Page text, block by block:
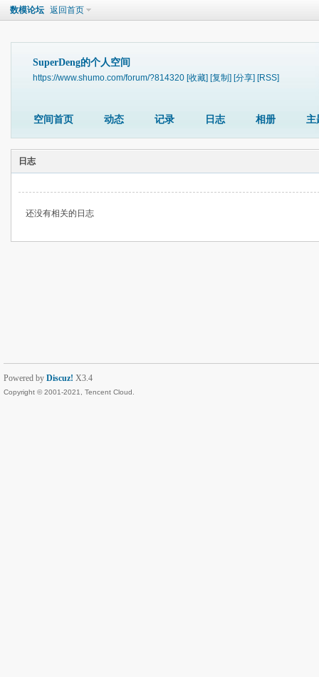
数模论坛 返回首页
SuperDeng的个人空间
https://www.shumo.com/forum/?814320 [收藏] [复制] [分享] [RSS]
空间首页 动态 记录 日志 相册 主
日志
还没有相关的日志
Powered by Discuz! X3.4
Copyright © 2001-2021, Tencent Cloud.